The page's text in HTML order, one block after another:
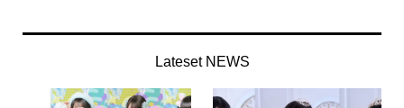
Lateset NEWS